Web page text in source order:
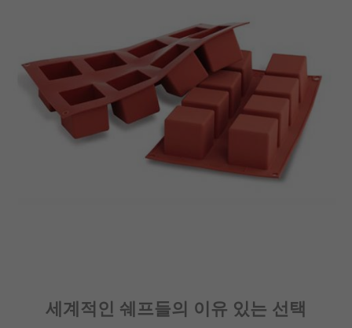
세계적인 쉐프들의 이유 있는 선택